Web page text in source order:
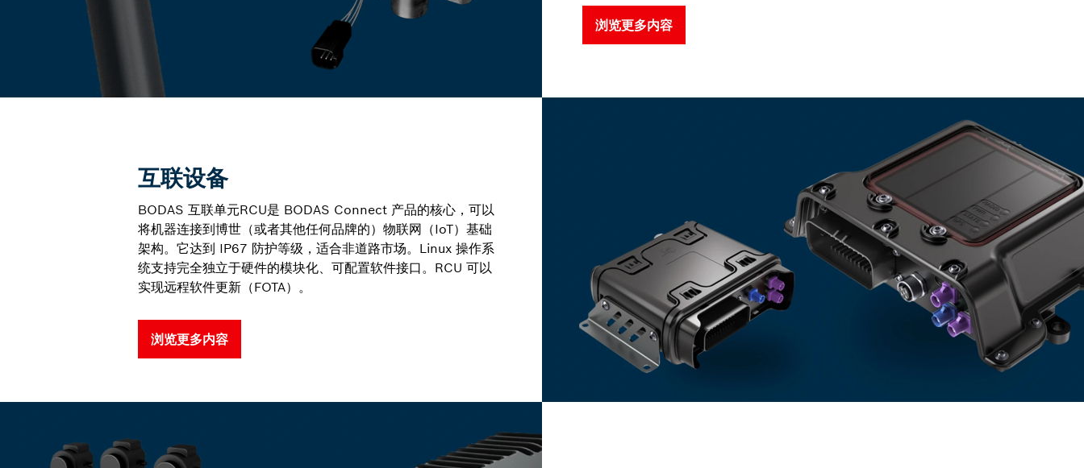
浏览更多内容
互联设备
BODAS 互联单元RCU是 BODAS Connect 产品的核心，可以
将机器连接到博世（或者其他任何品牌的）物联网（IoT）基础
架构。它达到 IP67 防护等级，适合非道路市场。Linux 操作系
统支持完全独立于硬件的模块化、可配置软件接口。RCU 可以
实现远程软件更新（FOTA）。
浏览更多内容